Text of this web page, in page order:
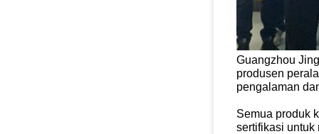
Guangzhou
produsen
pengalaman
Semua produk
sertifikasi untuk